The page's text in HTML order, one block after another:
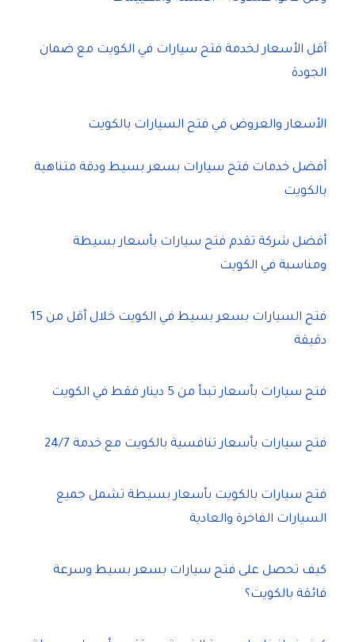
أقل الأسعار لخدمة فتح سيارات في الكويت مع ضمان
الجودة
الأسعار والعروض في فتح السيارات بالكويت
أفضل خدمات فتح سيارات بسعر بسيط ودقة متناهية
بالكويت
أفضل شركة تقدم فتح سيارات بأسعار بسيطة
ومناسبة في الكويت
فتح السيارات بسعر بسيط في الكويت خلال أقل من 15
دقيقة
فتح سيارات بأسعار تبدأ من 5 دينار فقط في الكويت
فتح سيارات بأسعار تنافسية بالكويت مع خدمة 24/7
فتح سيارات بالكويت بأسعار بسيطة تشمل جميع
السيارات الفاخرة والعادية
كيف تحصل على فتح سيارات بسعر بسيط وسرعة
فائقة بالكويت؟